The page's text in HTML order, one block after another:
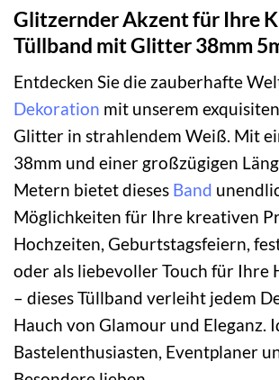
Glitzernder Akzent für Ihre
Tüllband mit Glitter 38mm
Entdecken Sie die zauberhafte
Dekoration mit unserem exquisiten
Glitter in strahlendem Weiß. Mit
38mm und einer großzügigen
Metern bietet dieses Band
Möglichkeiten für Ihre kreativen
Hochzeiten, Geburtstagsfeiern,
oder als liebevoller Touch für Ihre
– dieses Tüllband verleiht jedem
Hauch von Glamour und Eleganz.
Bastelenthusiasten, Eventplaner